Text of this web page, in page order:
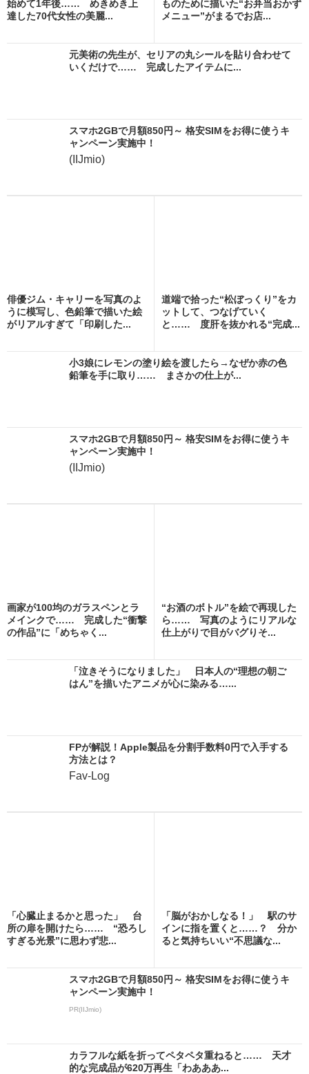
始めて1年後…… めきめき上
達した70代女性の美麗...
ものために描いた“お弁当おかず
メニュー”がまるでお店...
元美術の先生が、セリアの丸シールを貼り合わせて
いくだけで…… 完成したアイテムに...
スマホ2GBで月額850円～ 格安SIMをお得に使うキ
ャンペーン実施中！
(IIJmio)
俳優ジム・キャリーを写真のよ
うに模写し、色鉛筆で描いた絵
がリアルすぎて「印刷した...
道端で拾った“松ぼっくり”をカ
ットして、つなげていく
と…… 度肝を抜かれる“完成...
小3娘にレモンの塗り絵を渡したら→なぜか赤の色
鉛筆を手に取り…… まさかの仕上が...
スマホ2GBで月額850円～ 格安SIMをお得に使うキ
ャンペーン実施中！
(IIJmio)
画家が100均のガラスペンとラ
メインクで…… 完成した“衝撃
の作品”に「めちゃく...
“お酒のボトル”を絵で再現した
ら…… 写真のようにリアルな
仕上がりで目がバグりそ...
「泣きそうになりました」 日本人の“理想の朝ご
はん”を描いたアニメが心に染みる…...
FPが解説！Apple製品を分割手数料0円で入手する
方法とは？
Fav-Log
「心臓止まるかと思った」 台
所の扉を開けたら…… “恐ろし
すぎる光景”に思わず悲...
「脳がおかしなる！」 駅のサ
インに指を置くと……？ 分か
ると気持ちいい“不思議な...
スマホ2GBで月額850円～ 格安SIMをお得に使うキ
ャンペーン実施中！
PR(IIJmio)
カラフルな紙を折ってペタペタ重ねると…… 天才
的な完成品が620万再生「わあああ...